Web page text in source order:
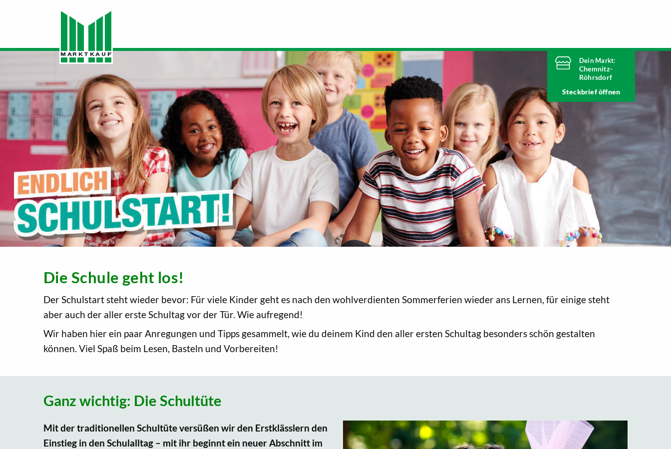
Dein Markt:
Chemnitz-
Röhrsdorf
Heute geschlossen
Telefonnummer
03722 51500
Ringstraße 56
09247 Chemnitz
Markt ändern
Steckbrief
Die Schule geht los!
Der Schulstart steht wieder bevor: Für viele Kinder geht es nach den wohlverdienten Sommerferien wieder ans Lernen, für einige steht
aber auch der aller erste Schultag vor der Tür. Wie aufregend!
Wir haben hier ein paar Anregungen und Tipps gesammelt, wie du deinem Kind den aller ersten Schultag besonders schön gestalten
können. Viel Spaß beim Lesen, Basteln und Vorbereiten!
Ganz wichtig: Die Schultüte
Mit der traditionellen Schultüte versüßen wir den Erstklässlern den
Einstieg in den Schulalltag – mit ihr beginnt ein neuer Abschnitt im